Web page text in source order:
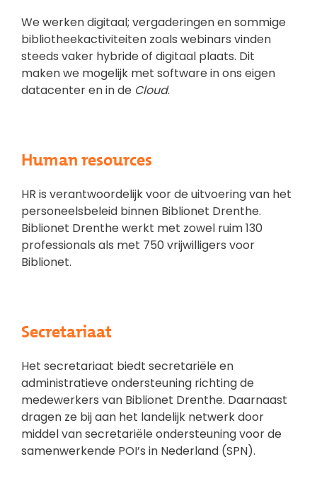
We werken digitaal; vergaderingen en sommige
bibliotheekactiviteiten zoals webinars vinden
steeds vaker hybride of digitaal plaats. Dit
maken we mogelijk met software in ons eigen
datacenter en in de Cloud.
Human resources
HR is verantwoordelijk voor de uitvoering van het
personeelsbeleid binnen Biblionet Drenthe.
Biblionet Drenthe werkt met zowel ruim 130
professionals als met 750 vrijwilligers voor
Biblionet.
Secretariaat
Het secretariaat biedt secretariële en
administratieve ondersteuning richting de
medewerkers van Biblionet Drenthe. Daarnaast
dragen ze bij aan het landelijk netwerk door
middel van secretariële ondersteuning voor de
samenwerkende POI’s in Nederland (SPN).